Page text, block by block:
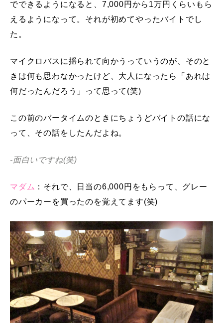
でできるようになると、7,000円から1万円くらいもら
えるようになって。それが初めてやったバイトでし
た。
マイクロバスに揺られて向かうっていうのが、そのと
きは何も思わなかったけど、大人になったら「あれは
何だったんだろう」って思って(笑)
この前のバータイムのときにちょうどバイトの話にな
って、その話をしたんだよね。
-面白いですね(笑)
マダム ：それで、日当の6,000円をもらって、グレー
のパーカーを買ったのを覚えてます(笑)